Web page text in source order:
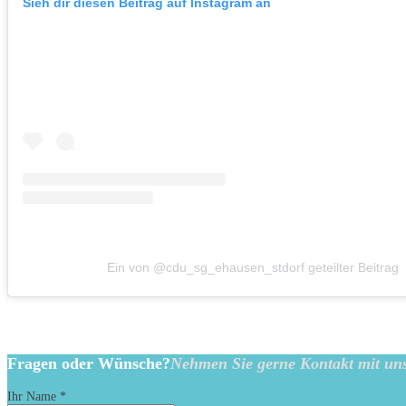
Ein von @cdu_sg_ehausen_stdorf geteilter Beitrag
Fragen oder Wünsche?Nehmen Sie gerne Kontakt mit
Ihr Name *